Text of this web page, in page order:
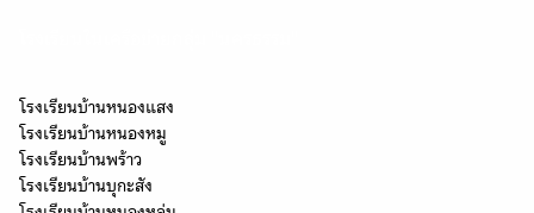
โรงเรียนบ้านหนองแสง
โรงเรียนบ้านหนองหมู
โรงเรียนบ้านพร้าว
โรงเรียนบ้านบุกะสัง